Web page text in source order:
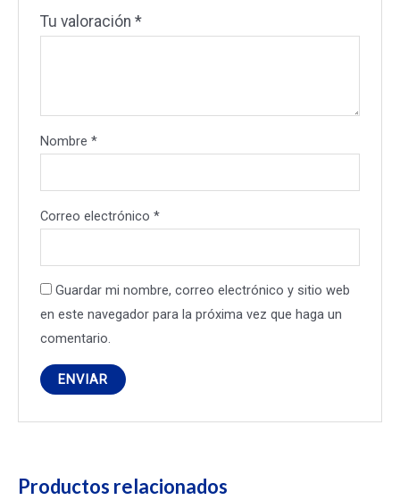
Tu valoración*
Nombre*
Correo electrónico*
Guardar mi nombre, correo electrónico y sitio web
en este navegador para la próxima vez que haga un
comentario.
Productos relacionados